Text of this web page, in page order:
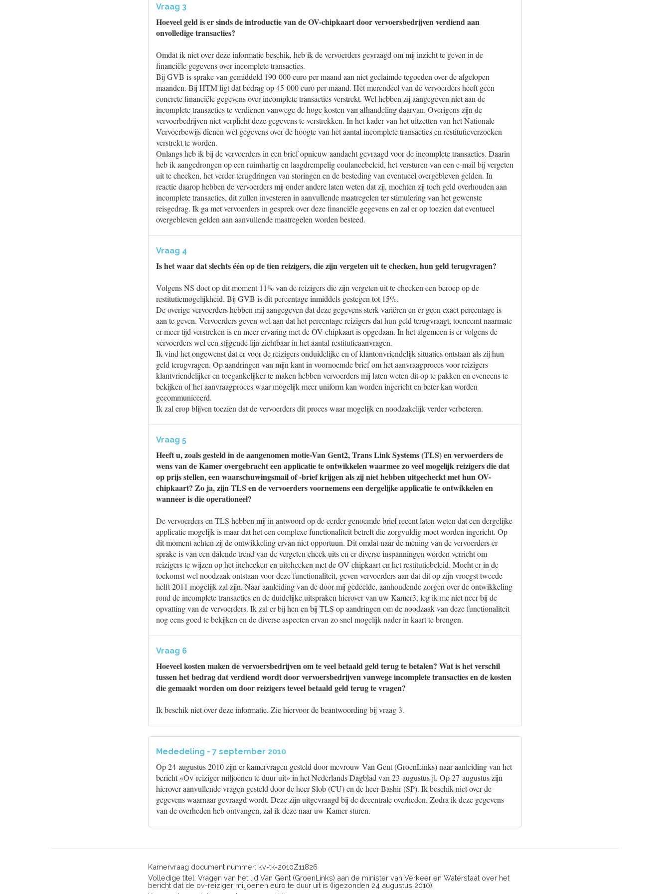
Vraag 3
Hoeveel geld is er sinds de introductie van de OV-chipkaart door vervoersbedrijven verdiend aan
onvolledige transacties?
Omdat ik niet over deze informatie beschik, heb ik de vervoerders gevraagd om mij inzicht te geven in de
financiële gegevens over incomplete transacties.
Bij GVB is sprake van gemiddeld 190 000 euro per maand aan niet geclaimde tegoeden over de afgelopen
maanden. Bij HTM ligt dat bedrag op 45 000 euro per maand. Het merendeel van de vervoerders heeft geen
concrete financiële gegevens over incomplete transacties verstrekt. Wel hebben zij aangegeven niet aan de
incomplete transacties te verdienen vanwege de hoge kosten van afhandeling daarvan. Overigens zijn de
vervoerbedrijven niet verplicht deze gegevens te verstrekken. In het kader van het uitzetten van het Nationale
Vervoerbewijs dienen wel gegevens over de hoogte van het aantal incomplete transacties en restitutieverzoeken
verstrekt te worden.
Onlangs heb ik bij de vervoerders in een brief opnieuw aandacht gevraagd voor de incomplete transacties. Daarin
heb ik aangedrongen op een ruimhartig en laagdrempelig coulancebeleid, het versturen van een e-mail bij vergeten
uit te checken, het verder terugdringen van storingen en de besteding van eventueel overgebleven gelden. In
reactie daarop hebben de vervoerders mij onder andere laten weten dat zij, mochten zij toch geld overhouden aan
incomplete transacties, dit zullen investeren in aanvullende maatregelen ter stimulering van het gewenste
reisgedrag. Ik ga met vervoerders in gesprek over deze financiële gegevens en zal er op toezien dat eventueel
overgebleven gelden aan aanvullende maatregelen worden besteed.
Vraag 4
Is het waar dat slechts één op de tien reizigers, die zijn vergeten uit te checken, hun geld terugvragen?
Volgens NS doet op dit moment 11% van de reizigers die zijn vergeten uit te checken een beroep op de
restitutiemogelijkheid. Bij GVB is dit percentage inmiddels gestegen tot 15%.
De overige vervoerders hebben mij aangegeven dat deze gegevens sterk variëren en er geen exact percentage is
aan te geven. Vervoerders geven wel aan dat het percentage reizigers dat hun geld terugvraagt, toeneemt naarmate
er meer tijd verstreken is en meer ervaring met de OV-chipkaart is opgedaan. In het algemeen is er volgens de
vervoerders wel een stijgende lijn zichtbaar in het aantal restitutieaanvragen.
Ik vind het ongewenst dat er voor de reizigers onduidelijke en of klantonvriendelijk situaties ontstaan als zij hun
geld terugvragen. Op aandringen van mijn kant in voornoemde brief om het aanvraagproces voor reizigers
klantvriendelijker en toegankelijker te maken hebben vervoerders mij laten weten dit op te pakken en eveneens te
bekijken of het aanvraagproces waar mogelijk meer uniform kan worden ingericht en beter kan worden
gecommuniceerd.
Ik zal erop blijven toezien dat de vervoerders dit proces waar mogelijk en noodzakelijk verder verbeteren.
Vraag 5
Heeft u, zoals gesteld in de aangenomen motie-Van Gent2, Trans Link Systems (TLS) en vervoerders de
wens van de Kamer overgebracht een applicatie te ontwikkelen waarmee zo veel mogelijk reizigers die dat
op prijs stellen, een waarschuwingsmail of -brief krijgen als zij niet hebben uitgecheckt met hun OV-
chipkaart? Zo ja, zijn TLS en de vervoerders voornemens een dergelijke applicatie te ontwikkelen en
wanneer is die operationeel?
De vervoerders en TLS hebben mij in antwoord op de eerder genoemde brief recent laten weten dat een dergelijke
applicatie mogelijk is maar dat het een complexe functionaliteit betreft die zorgvuldig moet worden ingericht. Op
dit moment achten zij de ontwikkeling ervan niet opportuun. Dit omdat naar de mening van de vervoerders er
sprake is van een dalende trend van de vergeten check-uits en er diverse inspanningen worden verricht om
reizigers te wijzen op het inchecken en uitchecken met de OV-chipkaart en het restitutiebeleid. Mocht er in de
toekomst wel noodzaak ontstaan voor deze functionaliteit, geven vervoerders aan dat dit op zijn vroegst tweede
helft 2011 mogelijk zal zijn. Naar aanleiding van de door mij gedeelde, aanhoudende zorgen over de ontwikkeling
rond de incomplete transacties en de duidelijke uitspraken hierover van uw Kamer3, leg ik me niet neer bij de
opvatting van de vervoerders. Ik zal er bij hen en bij TLS op aandringen om de noodzaak van deze functionaliteit
nog eens goed te bekijken en de diverse aspecten ervan zo snel mogelijk nader in kaart te brengen.
Vraag 6
Hoeveel kosten maken de vervoersbedrijven om te veel betaald geld terug te betalen? Wat is het verschil
tussen het bedrag dat verdiend wordt door vervoersbedrijven vanwege incomplete transacties en de kosten
die gemaakt worden om door reizigers teveel betaald geld terug te vragen?
Ik beschik niet over deze informatie. Zie hiervoor de beantwoording bij vraag 3.
Mededeling - 7 september 2010
Op 24 augustus 2010 zijn er kamervragen gesteld door mevrouw Van Gent (GroenLinks) naar aanleiding van het
bericht «Ov-reiziger miljoenen te duur uit» in het Nederlands Dagblad van 23 augustus jl. Op 27 augustus zijn
hierover aanvullende vragen gesteld door de heer Slob (CU) en de heer Bashir (SP). Ik beschik niet over de
gegevens waarnaar gevraagd wordt. Deze zijn uitgevraagd bij de decentrale overheden. Zodra ik deze gegevens
van de overheden heb ontvangen, zal ik deze naar uw Kamer sturen.
Kamervraag document nummer: kv-tk-2010Z11826
Volledige titel: Vragen van het lid Van Gent (GroenLinks) aan de minister van Verkeer en Waterstaat over het
bericht dat de ov-reiziger miljoenen euro te duur uit is (Iigezonden 24 augustus 2010).